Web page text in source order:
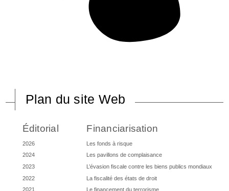
Plan du site Web
Éditorial
2026
2024
2023
2022
2021
Financiarisation
Les fonds à risque
Les pavillons de complaisance
L’évasion fiscale contre les biens publics mondiaux
La fiscalité des états de droit
Le financement du terrorisme